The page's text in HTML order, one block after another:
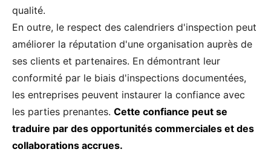
qualité.
En outre, le respect des calendriers d'inspection peut
améliorer la réputation d'une organisation auprès de
ses clients et partenaires. En démontrant leur
conformité par le biais d'inspections documentées,
les entreprises peuvent instaurer la confiance avec
les parties prenantes. Cette confiance peut se
traduire par des opportunités commerciales et des
collaborations accrues.